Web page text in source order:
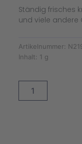
Ständig frisches
und viele andere
Artikelnummer:
Inhalt: 1 g
Freddy
Alternative: